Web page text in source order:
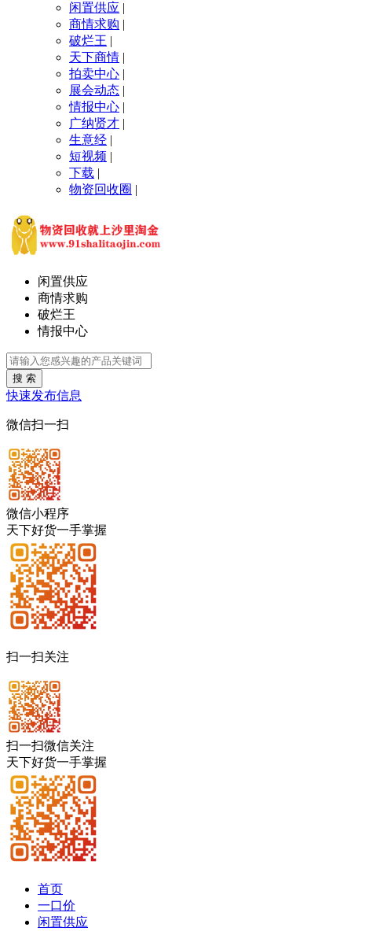
闲置供应 |
商情求购 |
破烂王 |
天下商情 |
拍卖中心 |
展会动态 |
情报中心 |
广纳贤才 |
生意经 |
短视频 |
下载 |
物资回收圈 |
闲置供应
商情求购
破烂王
情报中心
搜 索
快速发布信息
微信扫一扫
微信小程序
天下好货一手掌握
扫一扫关注
扫一扫微信关注
天下好货一手掌握
首页
一口价
闲置供应